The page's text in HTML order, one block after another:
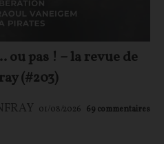
ou pas ! – la revue de
(#203)
01/08/2026 69 commentaires